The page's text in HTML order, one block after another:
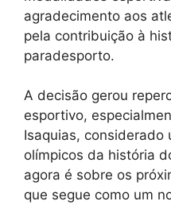
agradecimento aos
pela contribuição à
paradesporto.
A decisão gerou
esportivo,
Isaquias, considerado
olímpicos da história
agora é sobre os
que segue como um